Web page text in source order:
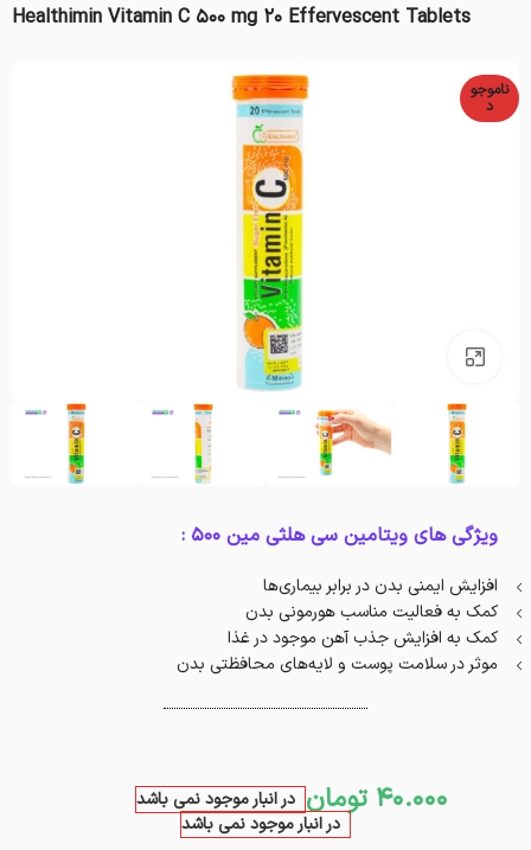
Healthimin Vitamin C 500 mg 20 Effervescent Tablets
ناموجو
د
ویژگی های ویتامین سی هلثی مین 500 :
افزایش ایمنی بدن در برابر بیماری‌ها
کمک به فعالیت مناسب هورمونی بدن
کمک به افزایش جذب آهن موجود در غذا
موثر در سلامت پوست و لایه‌های محافظتی بدن
40.000 تومان در انبار موجود نمی باشد
در انبار موجود نمی باشد